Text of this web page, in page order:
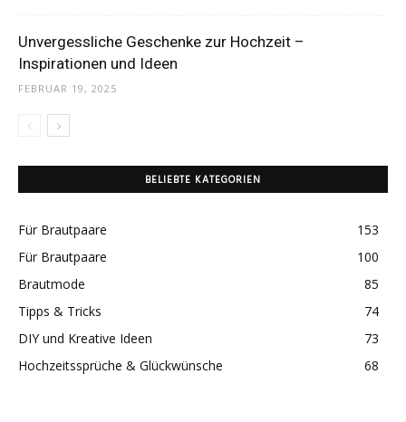
Unvergessliche Geschenke zur Hochzeit –
Inspirationen und Ideen
FEBRUAR 19, 2025
BELIEBTE KATEGORIEN
Für Brautpaare
153
Für Brautpaare
100
Brautmode
85
Tipps & Tricks
74
DIY und Kreative Ideen
73
Hochzeitssprüche & Glückwünsche
68